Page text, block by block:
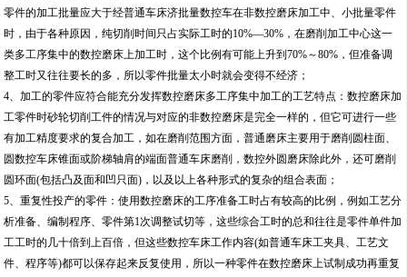
零件的加工批量应大于经普通车床济批量数控车在非数控磨床加工中、小批量零件
时，由于各种原因，纯切削时间只占实际工时的10%—30%，在磨削加工中心这一
类多工序集中的数控磨床上加工时，这个比例有可能上升到70%～80%，但准备调
整工时又往往要长的多，所以零件批量太小时就会变得不经济；
4、加工的零件应符合能充分发挥数控磨床多工序集中加工的工艺特点：数控磨床加
工零件时砂轮切削工件的情况与对应的非数控磨床是完全一样的，但它可进行一些
有加工精度要求的复合加工，如在磨削范围方面，普通磨床主要用于磨削圆柱面、
圆数控车床锥面或阶梯轴肩的端面普通车床磨削，数控外圆磨床除此外，还可磨削
圆环面(包括凸及面和凹只面)，以及以上各种形式的复杂的组合表面；
5、重复性投产的零件：使用数控磨床的工序准备工时占有较高的比例，例如工艺分
析准备、编制程序、零件第1次调整试切等，这些综合工时的总和往往是零件单件加
工工时的几十倍到上百倍，但这些数控车床工作内容(如普通车床工夹具、工艺文
件、程序等)都可以保存起来反复使用，所以一种零件在数控磨床上试制成功再重复